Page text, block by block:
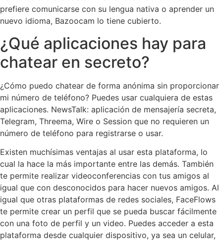
prefiere comunicarse con su lengua nativa o aprender un
nuevo idioma, Bazoocam lo tiene cubierto.
¿Qué aplicaciones hay para
chatear en secreto?
¿Cómo puedo chatear de forma anónima sin proporcionar
mi número de teléfono? Puedes usar cualquiera de estas
aplicaciones. NewsTalk: aplicación de mensajería secreta,
Telegram, Threema, Wire o Session que no requieren un
número de teléfono para registrarse o usar.
Existen muchísimas ventajas al usar esta plataforma, lo
cual la hace la más importante entre las demás. También
te permite realizar videoconferencias con tus amigos al
igual que con desconocidos para hacer nuevos amigos. Al
igual que otras plataformas de redes sociales, FaceFlows
te permite crear un perfil que se pueda buscar fácilmente
con una foto de perfil y un video. Puedes acceder a esta
plataforma desde cualquier dispositivo, ya sea un celular,